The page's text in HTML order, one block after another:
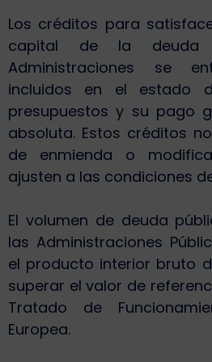
Los créditos para
capital de la deuda
Administraciones se
incluidos en el estado
presupuestos y su pago
absoluta. Estos créditos
de enmienda o
ajusten a las condiciones
El volumen de deuda
las Administraciones
el producto interior bruto
superar el valor de
Tratado de
Europea.